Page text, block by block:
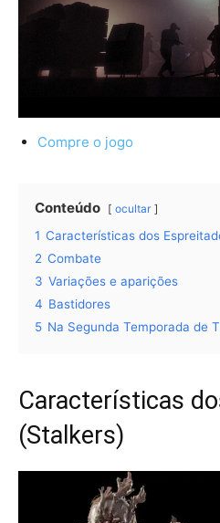
Compre o jogo
Conteúdo ocultar
1 Características dos
2 Combate
3 Variações e aparições
4 Bastidores
5 Na Segunda Temporada de
Características
(Stalkers)